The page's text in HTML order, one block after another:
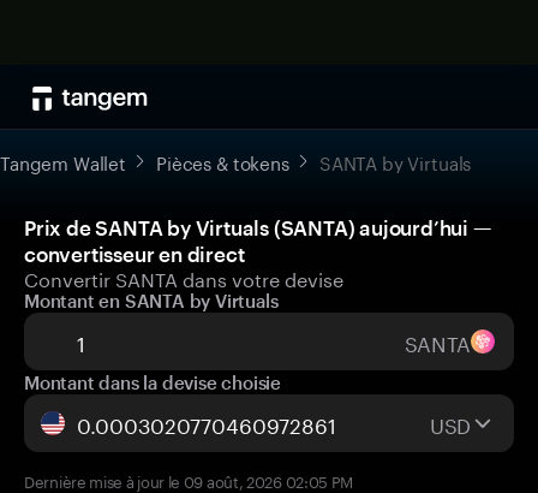
Tangem Wallet Pièces & tokens SANTA by Virtuals
Prix de SANTA by Virtuals (SANTA) aujourd’hui —
convertisseur en direct
Convertir SANTA dans votre devise
Montant en SANTA by Virtuals
SANTA
Montant dans la devise choisie
USD
Dernière mise à jour le 09 août, 2026 02:05 PM